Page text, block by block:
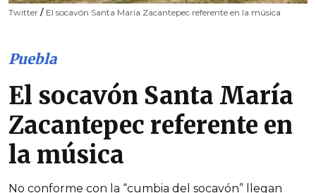
Twitter / El socavón Santa María Zacantepec referente en la música
Puebla
El socavón Santa María
Zacantepec referente en
la música
No conforme con la “cumbia del socavón” llegan